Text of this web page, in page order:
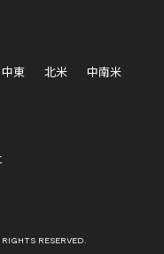
中東 北米
中南米
RESERVED.